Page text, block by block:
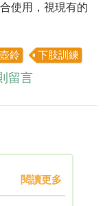
使用，視現有的
壺鈴 下肢訓練
留言
閱讀更多